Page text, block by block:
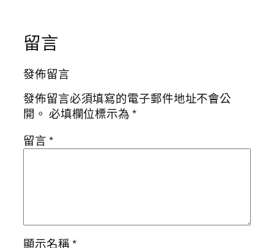
留言
發佈留言
發佈留言必須填寫的電子郵件地址不會公
開。 必填欄位標示為*
留言*
顯示名稱*